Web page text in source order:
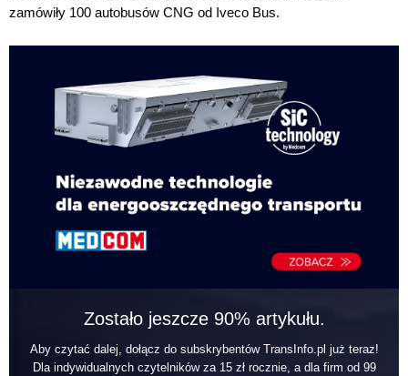
zamówiły 100 autobusów CNG od Iveco Bus.
Zostało jeszcze 90% artykułu.
Aby czytać dalej, dołącz do subskrybentów TransInfo.pl już teraz!
Dla indywidualnych czytelników za 15 zł rocznie, a dla firm od 99